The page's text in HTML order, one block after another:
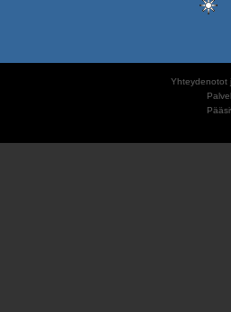
Yhteydenotot